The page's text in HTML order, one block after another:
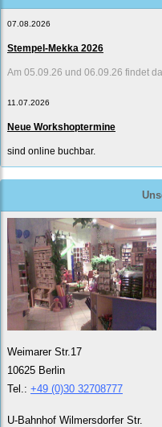
07.08.2026
Stempel-Mekka 2026
Am 05.09.26 und 06.09.26 findet
11.07.2026
Neue Workshoptermine
sind online buchbar.
Weimarer Str.17
10625 Berlin
Tel.: +49 (0)30 32708777
U-Bahnhof Wilmersdorfer Str.